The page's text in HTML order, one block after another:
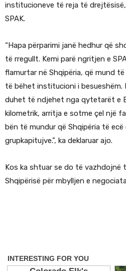
institucioneve të reja të
SPAK.
“Hapa përparimi janë hedhur që
të rregullt. Kemi parë ngritjen e
flamurtar në Shqipëria, që mund
të bëhet institucioni i besueshëm.
duhet të ndjehet nga qytetarët e
kilometrik, arritja e sotme çel një
bën të mundur që Shqipëria të
grupkapitujve.”, ka deklaruar ajo.
Kos ka shtuar se do të vazhdojnë
Shqipërisë për mbylljen e